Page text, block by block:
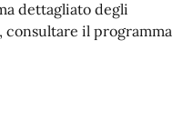
dettagliato degli
il programma